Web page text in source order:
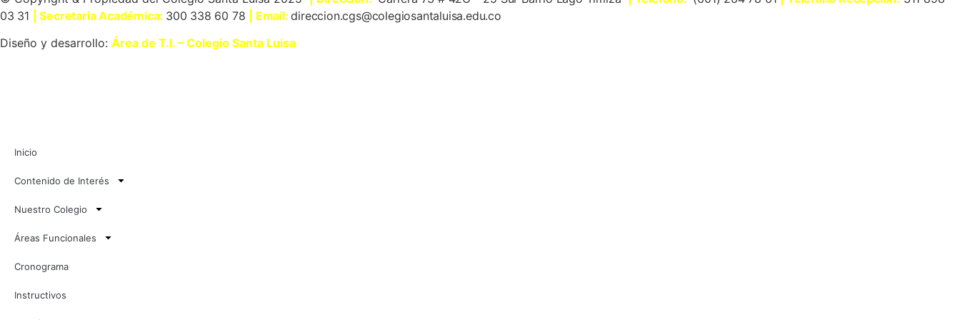
03 31
| Secretaria Académica: 300 338 60 78 | Email:direccion.cgs@colegiosantaluisa.edu.co
Diseño y desarrollo: Área de T.I. – Colegio Santa Luisa
Inicio
Contenido de Interés
Nuestro Colegio
Áreas Funcionales
Cronograma
Instructivos